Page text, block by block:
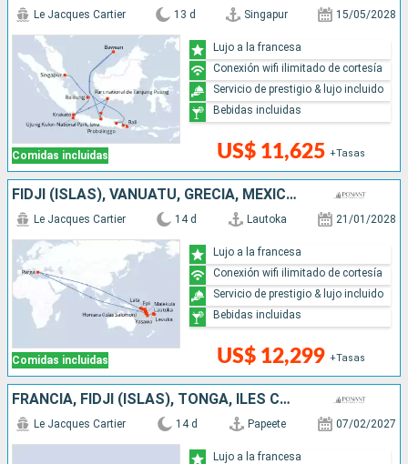
Comidas incluidas
Le Jacques Cartier 13 d Singapur 15/05/2028
US$ 11,625 +Tasas
Lujo a la francesa
Conexión wifi ilimitado de cortesía
Servicio de prestigio & lujo incluido
Bebidas incluidas
FIDJI (ISLAS), VANUATU, GRECIA, MÉXICO, ISLAS SALOMON, PAPÚA NUEVA GUINEA
Comidas incluidas
Le Jacques Cartier 14 d Lautoka 21/01/2028
US$ 12,299 +Tasas
Lujo a la francesa
Conexión wifi ilimitado de cortesía
Servicio de prestigio & lujo incluido
Bebidas incluidas
FRANCIA, FIDJI (ISLAS), TONGA, ILES COOK
Le Jacques Cartier 14 d Papeete 07/02/2027
Lujo a la francesa